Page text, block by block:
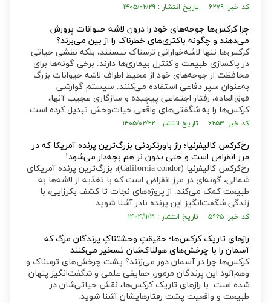
کد خبر: ۶۲۷۹ تاریخ انتشار : ۱۴۰۵/۰۲/۲۹
چرا کرکس‌ها جوجه‌های خود را درون لاشه حیوانات پرورش
می‌دهند و چگونه باکتری‌های خطرناک را از بین می‌برند؟
کرکس‌ها تنها لاشه‌خوارانی ترسناک نیستند، بلکه نقشی حیاتی
در پاکسازی طبیعت و کنترل بیماری‌ها دارند. برخی گونه‌ها برای
محافظت از جوجه‌های خود از محیط اطراف لاشه حیوانات بزرگ
به‌عنوان سپر دفاعی استفاده می‌کنند. سیستم گوارشی
فوق‌العاده، رفتار اجتماعی پیچیده و سازگاری عجیب آنها،
کرکس‌ها را به شگفتی‌های واقعی حیات‌وحش تبدیل کرده است.
کد خبر: ۶۲۵۳ تاریخ انتشار : ۱۴۰۵/۰۲/۲۲
رخ‌کرکس کالیفرنیا؛ راز باورنکردنی بزرگ‌ترین پرنده آمریکا که در
مرز انقراض است و حتی بدون نر هم بچه‌دار می‌شود!
رخ‌کرکس کالیفرنیا (California condor)، بزرگ‌ترین پرنده آمریکای
شمالی، گونه‌ای در مرز انقراض است که با تغذیه از لاشه‌ها به
طبیعت کمک می‌کند. از پروژه‌های نجات تا کشف بکرزایی، با
زندگی شگفت‌انگیز این پرنده نادر آشنا شوید.
کد خبر: ۵۹۶۵ تاریخ انتشار : ۱۴۰۴/۱۱/۲۱
رازهای تاریک کرکس‌ها؛ حقیقتِ وحشتناکِ پرندگان مرگ که
آسمان را با چرخش‌های هولناک‌شان تسخیر می‌کنند
کرکس‌ها چرا در آسمان دور می‌زنند؟ پشت چرخش‌های ترسناک و
وهم‌آلود این پرندگان مرموز، حقایقی علمی و شگفت‌انگیز پنهان
شده است. با راز‌های تاریک کرکس‌ها، نقش حیاتی‌شان در
طبیعت و واقعیت پشت رفتارهایشان آشنا شوید.